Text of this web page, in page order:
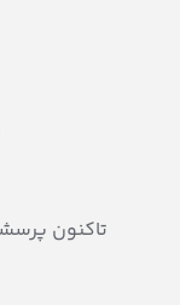
تاکنون